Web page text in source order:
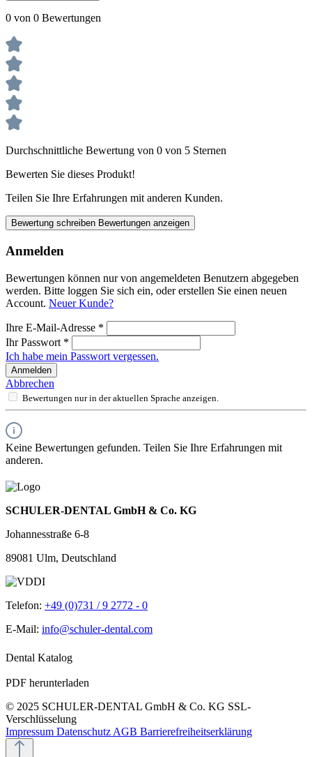
0 von 0 Bewertungen
Durchschnittliche Bewertung von 0 von 5 Sternen
Bewerten Sie dieses Produkt!
Teilen Sie Ihre Erfahrungen mit anderen Kunden.
Bewertung schreiben Bewertungen anzeigen
Anmelden
Bewertungen können nur von angemeldeten Benutzern abgegeben
werden. Bitte loggen Sie sich ein, oder erstellen Sie einen neuen
Account. Neuer Kunde?
Ihre E-Mail-Adresse *
Ihr Passwort *
Ich habe mein Passwort vergessen.
Anmelden
Abbrechen
Bewertungen nur in der aktuellen Sprache anzeigen.
Keine Bewertungen gefunden. Teilen Sie Ihre Erfahrungen mit
anderen.
SCHULER-DENTAL GmbH & Co. KG
Johannesstraße 6-8
89081 Ulm, Deutschland
Telefon: +49 (0)731 / 9 2772 - 0
E-Mail: info@schuler-dental.com
Dental Katalog
PDF herunterladen
© 2025 SCHULER-DENTAL GmbH & Co. KG SSL-
Verschlüsselung
Impressum Datenschutz AGB Barrierefreiheitserklärung